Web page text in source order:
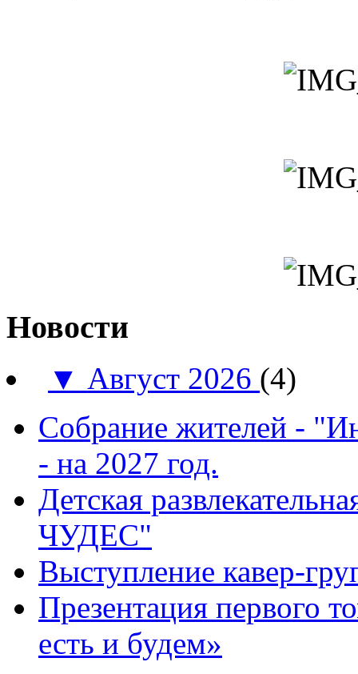
Новости
▼ Август 2026 (4)
Собрание жителей -
- на 2027 год.
Детская
ЧУДЕС"
Выступление кавер-
Презентация первого
есть и будем»